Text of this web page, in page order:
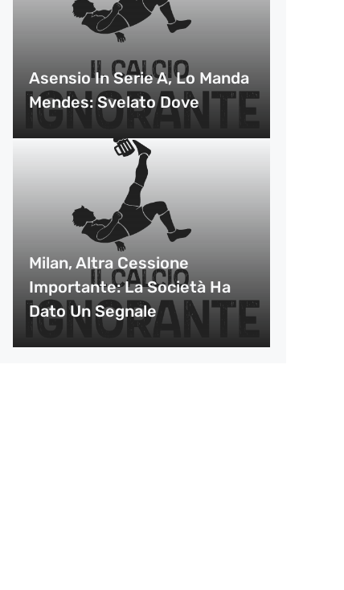
Asensio In Serie A, Lo Manda
Mendes: Svelato Dove
Milan, Altra Cessione
Importante: La Società Ha
Dato Un Segnale